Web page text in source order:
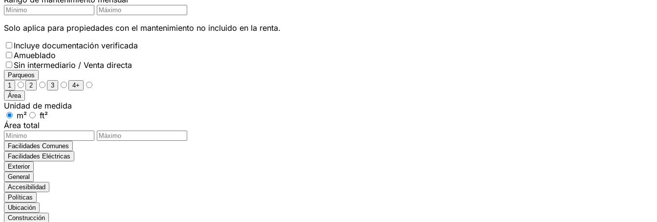
Solo aplica para propiedades con el mantenimiento no incluido en la renta.
Incluye documentación verificada
Amueblado
Sin intermediario / Venta directa
Parqueos
1
2 3
4+
Área
Unidad de medida
m²
ft²
Área total
Facilidades Comunes
Facilidades Eléctricas
Exterior
General
Accesibilidad
Políticas
Ubicación
Construcción